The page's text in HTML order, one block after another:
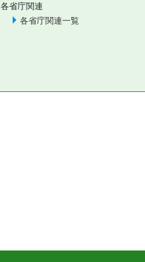
各省庁関連
各省庁関連一覧